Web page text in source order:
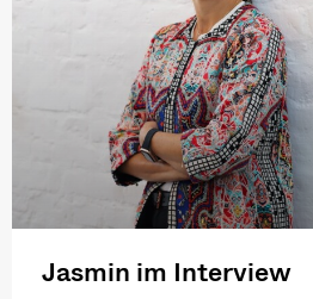
Jasmin im Interview